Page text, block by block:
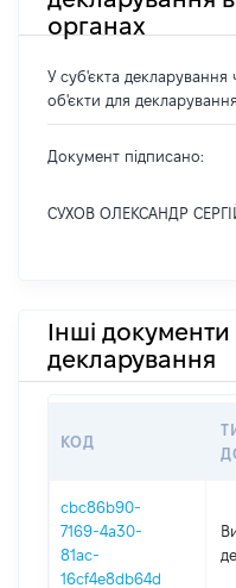
органах
У суб'єкта декларування
об'єкти для
Документ підписано:
СУХОВ ОЛЕКСАНДР
Інші документи
декларування
КОД
cbc86b90-
7169-4a30-
81ac-
16cf4e8db64d